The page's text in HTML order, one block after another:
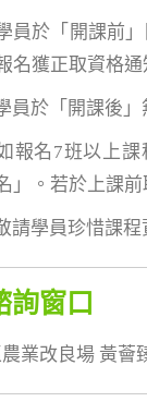
學員於「開課前
名獲正取資格
員於「開課後
如報名7班以上
」。若於上課
請學員珍惜課
詢窗口
業改良場 黃薈